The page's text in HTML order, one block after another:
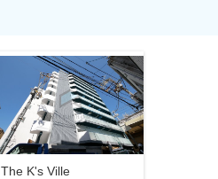
The K's Ville